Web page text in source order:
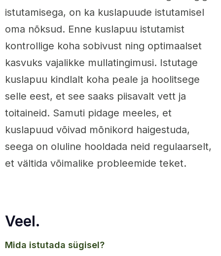
istutamisega, on ka kuslapuude istutamisel
oma nõksud. Enne kuslapuu istutamist
kontrollige koha sobivust ning optimaalset
kasvuks vajalikke mullatingimusi. Istutage
kuslapuu kindlalt koha peale ja hoolitsege
selle eest, et see saaks piisavalt vett ja
toitaineid. Samuti pidage meeles, et
kuslapuud võivad mõnikord haigestuda,
seega on oluline hooldada neid regulaarselt,
et vältida võimalike probleemide teket.
Veel.
mida istutada sügisel?